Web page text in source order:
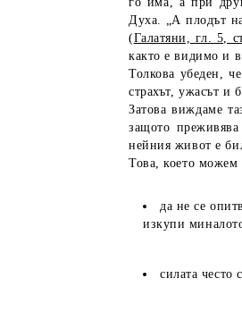
Духа. „А плодът
(Галатяни, гл. 5,
както е видимо и
Толкова убеден,
страхът, ужасът и
Затова виждаме
защото
нейния живот е
Това, което можем
да не се
изкупи
силата